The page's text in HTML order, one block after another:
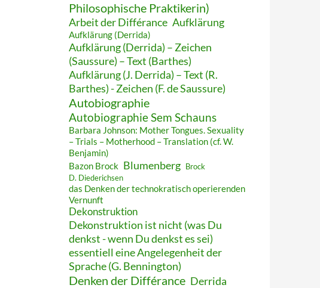
Philosophische Praktikerin)
Arbeit der Différance Aufklärung
Aufklärung (Derrida)
Aufklärung (Derrida) – Zeichen
(Saussure) – Text (Barthes)
Aufklärung (J. Derrida) – Text (R.
Barthes) - Zeichen (F. de Saussure)
Autobiographie
Autobiographie Sem Schauns
Barbara Johnson: Mother Tongues. Sexuality
– Trials – Motherhood – Translation (cf. W.
Benjamin)
Bazon Brock Blumenberg Brock
D. Diederichsen
das Denken der technokratisch operierenden
Vernunft
Dekonstruktion
Dekonstruktion ist nicht (was Du
denkst - wenn Du denkst es sei)
essentiell eine Angelegenheit der
Sprache (G. Bennington)
Denken der Différance Derrida